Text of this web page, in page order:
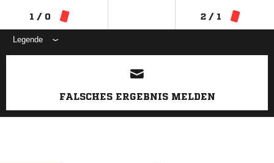
1 / 0 2 / 1
Legende
ANZEIGE
FALSCHES ERGEBNIS MELDEN